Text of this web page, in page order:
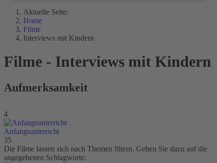
Aktuelle Seite:
Home
Filme
Interviews mit Kindern
Filme - Interviews mit Kindern
Aufmerksamkeit
4
Anfangsunterricht
35
Die Filme lassen sich nach Themen filtern. Gehen Sie dazu auf die
angegebenen Schlagworte: